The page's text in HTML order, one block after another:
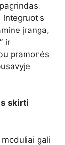
integruotis
įranga,
ir
pramonės
skirti
gali